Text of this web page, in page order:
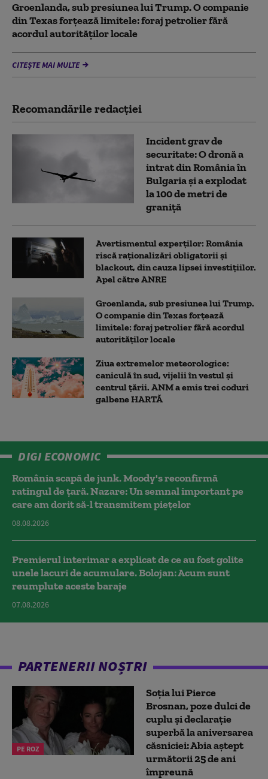
Groenlanda, sub presiunea lui Trump. O companie
din Texas forțează limitele: foraj petrolier fără
acordul autorităților locale
CITEȘTE MAI MULTE
Recomandările redacţiei
Incident grav de
securitate: O dronă a
intrat din România în
Bulgaria şi a explodat
la 100 de metri de
graniţă
Avertismentul experților: România
riscă raționalizări obligatorii și
blackout, din cauza lipsei investițiilor.
Apel către ANRE
Groenlanda, sub presiunea lui Trump.
O companie din Texas forțează
limitele: foraj petrolier fără acordul
autorităților locale
Ziua extremelor meteorologice:
caniculă în sud, vijelii în vestul și
centrul țării. ANM a emis trei coduri
galbene HARTĂ
DIGI ECONOMIC
România scapă de junk. Moody's reconfirmă
ratingul de țară. Nazare: Un semnal important pe
care am dorit să-l transmitem piețelor
08.08.2026
Premierul interimar a explicat de ce au fost golite
unele lacuri de acumulare. Bolojan: Acum sunt
reumplute aceste baraje
07.08.2026
PARTENERII NOȘTRI
PE ROZ
Soția lui Pierce
Brosnan, poze dulci de
cuplu și declarație
superbă la aniversarea
căsniciei: Abia aștept
următorii 25 de ani
împreună